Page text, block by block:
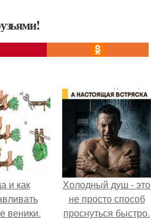
и как
веники.
Холодный душ - это
не просто способ
проснуться быстро.